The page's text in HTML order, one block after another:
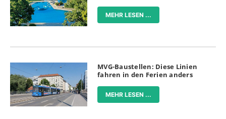
MEHR LESEN ...
MVG-Baustellen: Diese Linien
fahren in den Ferien anders
MEHR LESEN ...